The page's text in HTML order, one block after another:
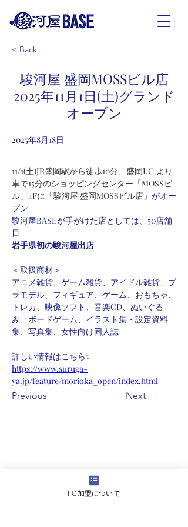
< Back
駿河屋 盛岡MOSSビル店
2025年11月1日(土)グランド
オープン
2025年8月18日
Previous Next
11/1(土)JR盛岡駅から徒歩10分、盛岡I.C.より
車で15分のショッピングセンター「MOSSビ
ル」4Fに「駿河屋 盛岡MOSSビル店」 がオー
プン
駿河屋BASEが手がけた店としては、50店舗
目
岩手県初の駿河屋出店
＜取扱商材＞
アニメ雑貨、ゲーム雑貨、アイドル雑貨、プ
ラモデル、フィギュア、ゲーム、おもちゃ、
トレカ、映像ソフト、音楽CD、ぬいぐる
み、ボードゲーム、イラスト集・設定資料
集、写真集、女性向け同人誌
詳しい情報はこちら↓
https://www.suruga-
ya.jp/feature/morioka_open/index.html
FC加盟について